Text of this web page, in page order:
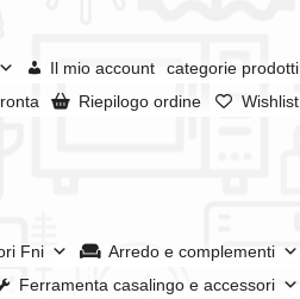
Il mio account
categorie prodotti
Riepilogo ordine Wishlist
Fni
Arredo e complementi
Ferramenta casalingo e accessori